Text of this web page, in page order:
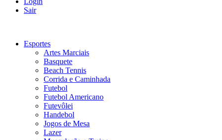
Sair
Esportes
Artes Marciais
Basquete
Beach Tennis
Corrida e Caminhada
Futebol
Futebol Americano
Futevôlei
Handebol
Jogos de Mesa
Lazer